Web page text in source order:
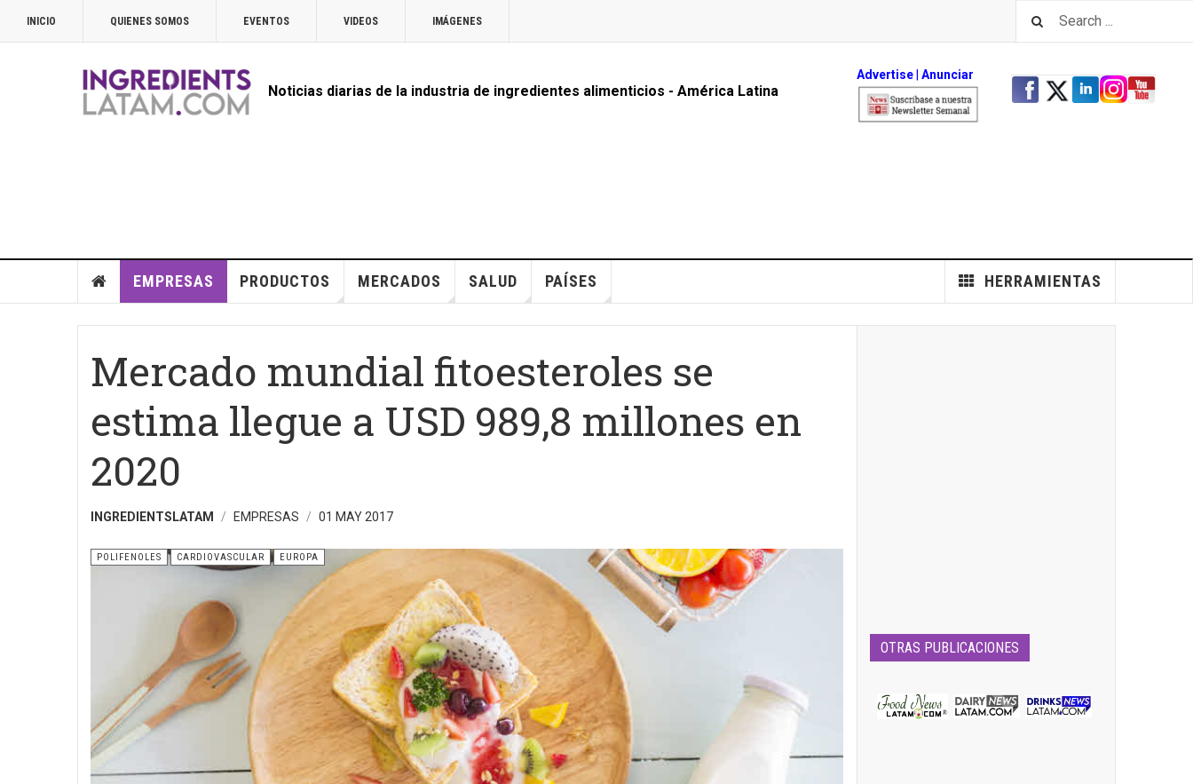
INICIO QUIENES SOMOS EVENTOS VIDEOS IMÁGENES
Noticias diarias de la industria de ingredientes alimenticios - América Latina
Advertise| Anunciar
EMPRESAS PRODUCTOS MERCADOS SALUD PAÍSES HERRAMIENTAS
Mercado mundial fitoesteroles se
estima llegue a USD 989,8 millones en
2020
INGREDIENTSLATAM EMPRESAS 01 MAY 2017
POLIFENOLES CARDIOVASCULAR EUROPA
OTRAS PUBLICACIONES